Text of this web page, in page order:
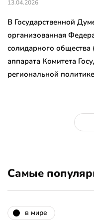
13.04.2026
В Государственной
организованная
солидарного
аппарата Комитета
региональной
Самые
в мире